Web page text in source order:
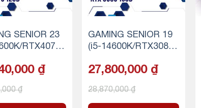
SENIOR 23
RTX4070/
₫
₫
GAMING SENIOR 19
(i5-14600K/RTX3080/
SD NVMe)
27,800,000 ₫
28,870,000₫